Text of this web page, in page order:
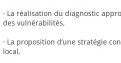
· La réalisation du diagnostic
des vulnérabilités,
· La proposition d’une stratégie
local,